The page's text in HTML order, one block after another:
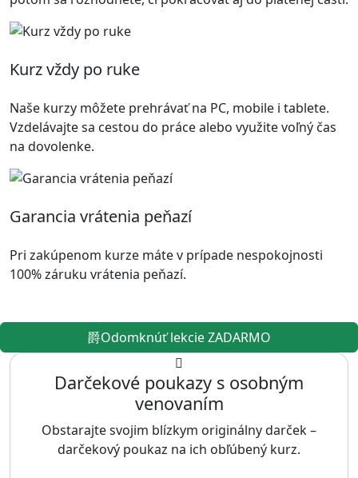
Kurz vždy po ruke
Naše kurzy môžete prehrávať na PC, mobile i tablete.
Vzdelávajte sa cestou do práce alebo využite voľný čas
na dovolenke.
Garancia vrátenia peňazí
Pri zakúpenom kurze máte v prípade nespokojnosti
100% záruku vrátenia peňazí.
Odomknúť lekcie ZADARMO
Darčekové poukazy s osobným
venovaním
Obstarajte svojim blízkym originálny darček –
darčekový poukaz na ich obľúbený kurz.